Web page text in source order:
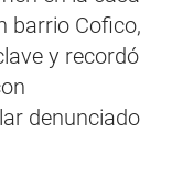
barrio Cofico,
y recordó
denunciado